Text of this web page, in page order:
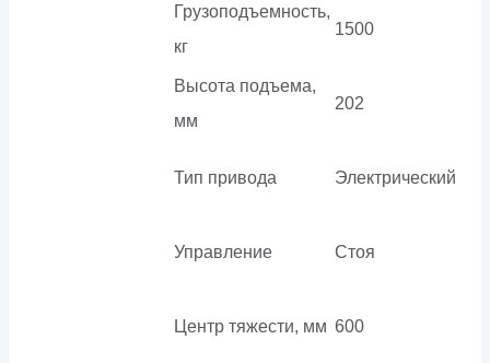
Грузоподъемность,
кг
1500
Высота подъема,
мм
202
Тип привода Электрический
Управление Стоя
Центр тяжести, мм 600